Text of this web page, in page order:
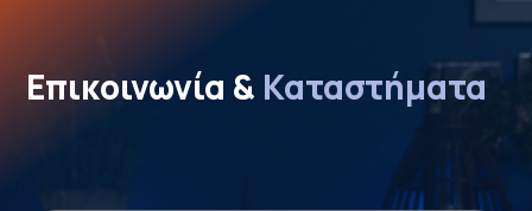
Επικοινωνία & Καταστήματα